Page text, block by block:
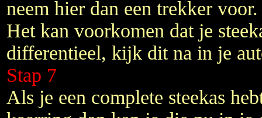
neem hier dan een trekker voor.
Het kan voorkomen dat je
differentieel, kijk dit na in je
Stap 7
Als je een complete steekas